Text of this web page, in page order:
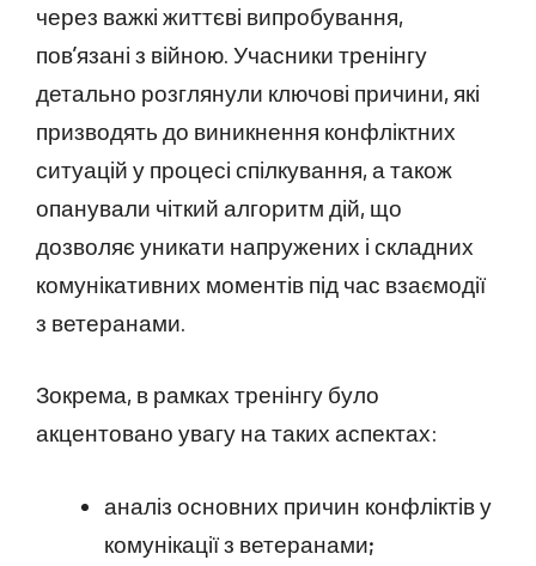
через важкі життєві випробування,
пов’язані з війною. Учасники тренінгу
детально розглянули ключові причини, які
призводять до виникнення конфліктних
ситуацій у процесі спілкування, а також
опанували чіткий алгоритм дій, що
дозволяє уникати напружених і складних
комунікативних моментів під час взаємодії
з ветеранами.
Зокрема, в рамках тренінгу було
акцентовано увагу на таких аспектах:
аналіз основних причин конфліктів у
комунікації з ветеранами;